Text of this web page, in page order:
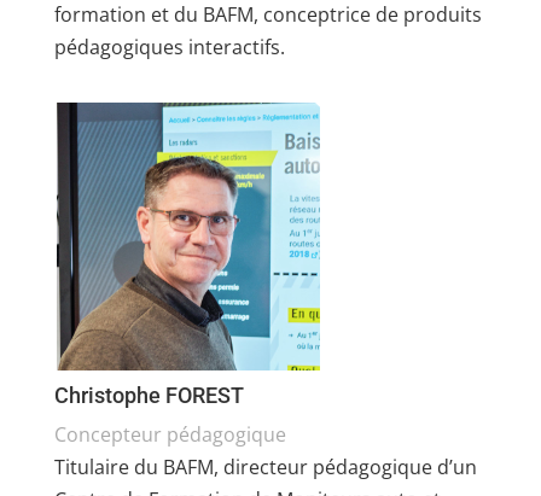
formation et du BAFM, conceptrice de produits
pédagogiques interactifs.
Christophe FOREST
Concepteur pédagogique
Titulaire du BAFM, directeur pédagogique d’un